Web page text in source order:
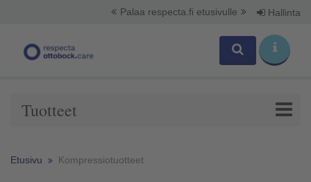
Palaa respecta.fi etusivulle Hallinta
Tuotteet
Etusivu Kompressiotuotteet